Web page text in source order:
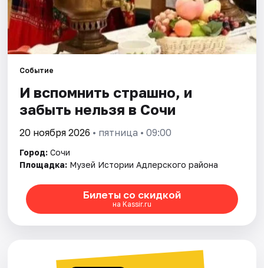
Событие
И вспомнить страшно, и
забыть нельзя в Сочи
20 ноября 2026 • пятница • 09:00
Город: Сочи
Площадка: Музей Истории Адлерского района
Билеты со скидкой
на Kassir.ru